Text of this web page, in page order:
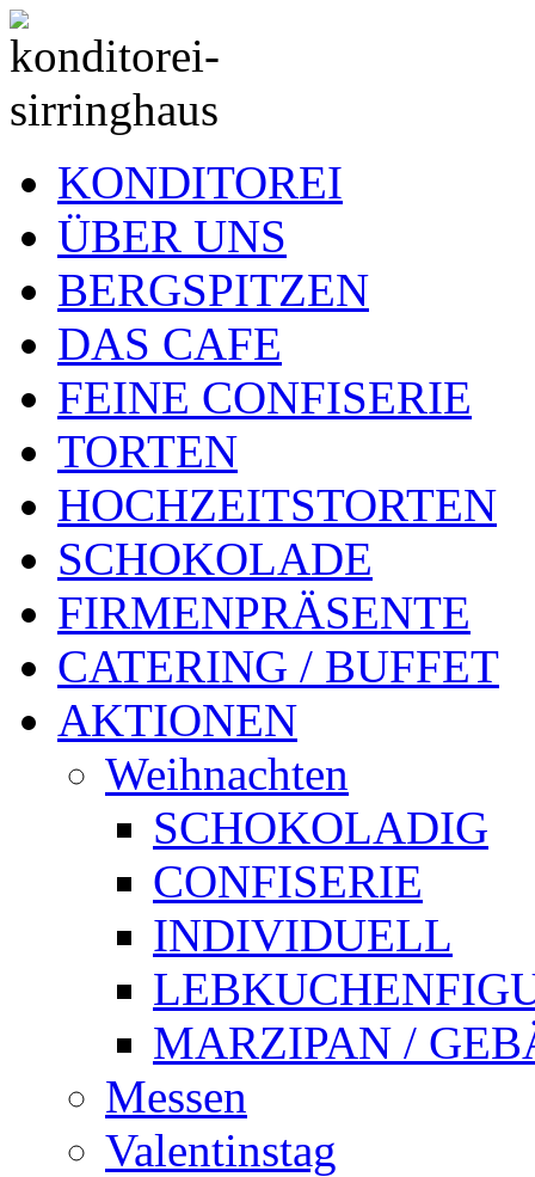
KONDITOREI
ÜBER UNS
BERGSPITZEN
DAS CAFE
FEINE CONFISERIE
TORTEN
HOCHZEITSTORTEN
SCHOKOLADE
FIRMENPRÄSENTE
CATERING / BUFFET
AKTIONEN
Weihnachten
SCHOKOLADIG
CONFISERIE
INDIVIDUELL
MARZIPAN /
Messen
Valentinstag